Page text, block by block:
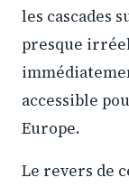
les cascades
presque
accessible
Europe.
Le revers de